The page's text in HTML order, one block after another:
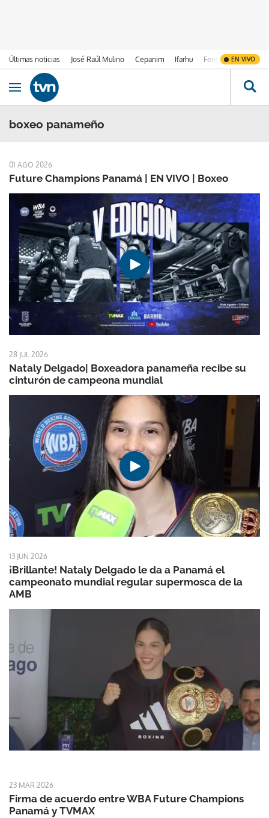
Últimas noticias José Raúl Mulino Cepanim Ifarhu Fenómeno de El
EN VIVO
Ir al contenido
Obrir navegació
boxeo panameño
01 AGO 2026
Future Champions Panamá | EN VIVO | Boxeo
28 JUL 2026
Nataly Delgado| Boxeadora panameña recibe su
cinturón de campeona mundial
13 JUN 2026
¡Brillante! Nataly Delgado le da a Panamá el
campeonato mundial regular supermosca de la
AMB
23 MAR 2026
Firma de acuerdo entre WBA Future Champions
Panamá y TVMAX